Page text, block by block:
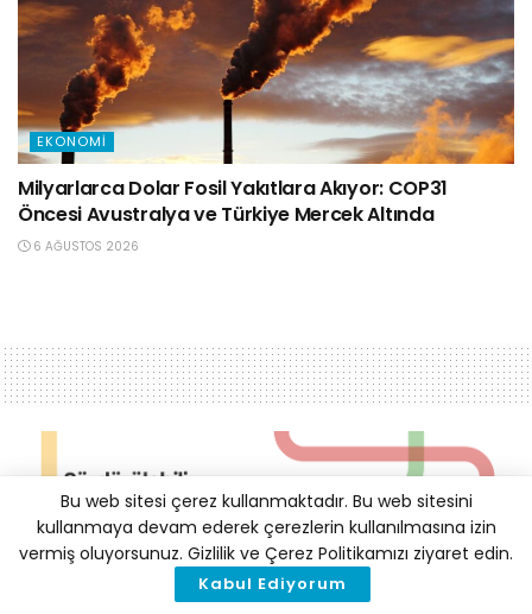
EKONOMI
Milyarlarca Dolar Fosil Yakıtlara Akıyor: COP31
Öncesi Avustralya ve Türkiye Mercek Altında
6 AĞUSTOS 2026
Bu web sitesi çerez kullanmaktadır. Bu web sitesini
kullanmaya devam ederek çerezlerin kullanılmasına izin
vermiş oluyorsunuz. Gizlilik ve Çerez Politikamızı ziyaret edin.
Kabul Ediyorum